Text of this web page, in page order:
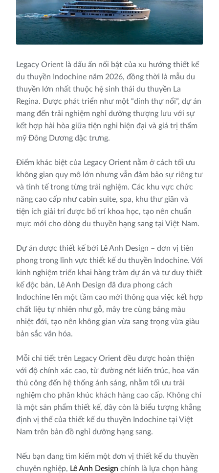
Legacy Orient là dấu ấn nổi bật của xu hướng thiết kế
du thuyền Indochine năm 2026, đồng thời là mẫu du
thuyền lớn nhất thuộc hệ sinh thái du thuyền La
Regina. Được phát triển như một “dinh thự nổi”, dự án
mang đến trải nghiệm nghỉ dưỡng thượng lưu với sự
kết hợp hài hòa giữa tiện nghi hiện đại và giá trị thẩm
mỹ Đông Dương đặc trưng.
Điểm khác biệt của Legacy Orient nằm ở cách tối ưu
không gian quy mô lớn nhưng vẫn đảm bảo sự riêng tư
và tinh tế trong từng trải nghiệm. Các khu vực chức
năng cao cấp như cabin suite, spa, khu thư giãn và
tiện ích giải trí được bố trí khoa học, tạo nên chuẩn
mực mới cho dòng du thuyền hạng sang tại Việt Nam.
Dự án được thiết kế bởi Lê Anh Design – đơn vị tiên
phong trong lĩnh vực thiết kế du thuyền Indochine. Với
kinh nghiệm triển khai hàng trăm dự án và tư duy thiết
kế độc bản, Lê Anh Design đã đưa phong cách
Indochine lên một tầm cao mới thông qua việc kết hợp
chất liệu tự nhiên như gỗ, mây tre cùng bảng màu
nhiệt đới, tạo nên không gian vừa sang trọng vừa giàu
bản sắc văn hóa.
Mỗi chi tiết trên Legacy Orient đều được hoàn thiện
với độ chính xác cao, từ đường nét kiến trúc, hoa văn
thủ công đến hệ thống ánh sáng, nhằm tối ưu trải
nghiệm cho phân khúc khách hàng cao cấp. Không chỉ
là một sản phẩm thiết kế, đây còn là biểu tượng khẳng
định vị thế của thiết kế du thuyền Indochine tại Việt
Nam trên bản đồ nghỉ dưỡng hạng sang.
Nếu bạn đang tìm kiếm một đơn vị thiết kế du thuyền
chuyên nghiệp, Lê Anh Design chính là lựa chọn hàng